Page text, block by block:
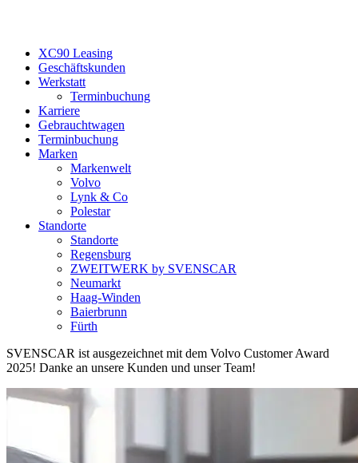
XC90 Leasing
Geschäftskunden
Werkstatt
Terminbuchung
Karriere
Gebrauchtwagen
Terminbuchung
Marken
Markenwelt
Volvo
Lynk & Co
Polestar
Standorte
Standorte
Regensburg
ZWEITWERK by SVENSCAR
Neumarkt
Haag-Winden
Baierbrunn
Fürth
SVENSCAR ist ausgezeichnet mit dem Volvo Customer Award
2025! Danke an unsere Kunden und unser Team!